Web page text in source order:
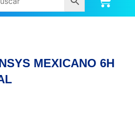
MEXICANO 6H